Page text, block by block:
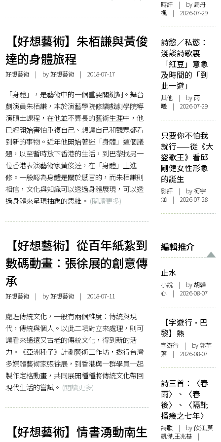
【好想藝術】朱栢謙與黃俊
達的身體旅程
好想藝術 | by好想藝術 | 2018-07-17
「身體」，是藝術中的一個重要關鍵詞。舞台
劇演員朱栢謙，本於演藝學院修讀戲劇學院導
演碩士課程，在他並不算長的藝術生涯中，他
已經開始害怕重複自己、想讓自己和觀眾都看
到新的事物。近年他開始著迷「身體」這個議
題，以至暫時放下香港的生活，到巴黎找另一
位香港表演藝術家黃俊達，在「身體」上進
修。一般認為身體是關於感官的，而朱栢謙則
相信，文化與知識可以透過身體展現，可以透
過身體來呈現抽象的思維。 (閱讀更多)
【好想藝術】從百年紙紮到
數碼動畫︰張徐展的創意傳
承
好想藝術 | by好想藝術 | 2018-07-11
處理傳統文化，一般有兩個維度：傳統與現
代，傳統與個人。以此二項對立來處理，則可
讓看來遙遠又古老的傳統文化，得到新的活
力。《亞洲種子》計劃藝術工作坊，邀得台灣
多媒體藝術家張徐展，到香港與一群學員一起
製作定格動畫，共同展開種種將傳統文化帶回
現代生活的嘗試。 (閱讀更多)
【好想藝術】情書湧動南生
時評 | by周丹
楓 | 2026-07-29
詩慾／私慾：
淺談詩歌裏
「紅豆」意象
及時間的「到
此一遊」
其他 | by 雨
曦 | 2026-07-29
只要你不怕我
就行——從《大
盜歌王》看邱
剛健女性形象
的誕生
影評 | by 柯宇
涵 | 2026-07-28
編輯推介
止水
小說 | by 胡韡
心 | 2026-08-07
【字遊行·巴
黎】熱
字遊行 | by 郭芊
葉 | 2026-08-07
詩三首：〈春
雨〉、〈春
後〉、〈隔靴
搔癢之七年〉
詩歌 | by 飲江,莫
凱傑,王兆基 |